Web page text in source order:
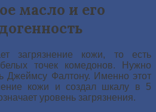
масло и его
загрязнение кожи, то есть
точек комедонов. Нужно
Джеймсу Фалтону. Именно этот
кожи и создал шкалу в 5
уровень загрязнения.